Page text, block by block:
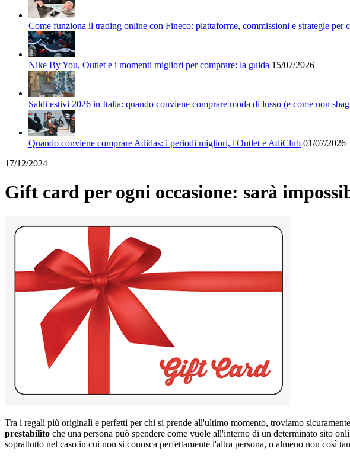
Come funziona il trading online con Fineco: piattaforme, commissioni e strategie per
Nike By You, Outlet e i momenti migliori per comprare: la guida 15/07/2026
Saldi estivi 2026 in Italia: quando conviene comprare moda di lusso (e come non
Quando conviene comprare Adidas: i periodi migliori, l'Outlet e AdiClub 01/07/2026
17/12/2024
Gift card per ogni occasione: sarà
Tra i regali più originali e perfetti per chi si prende all'ultimo momento, troviamo
prestabilito che una persona può spendere come vuole all'interno di un determinato sito
soprattutto nel caso in cui non si conosca perfettamente l'altra persona, o almeno non così